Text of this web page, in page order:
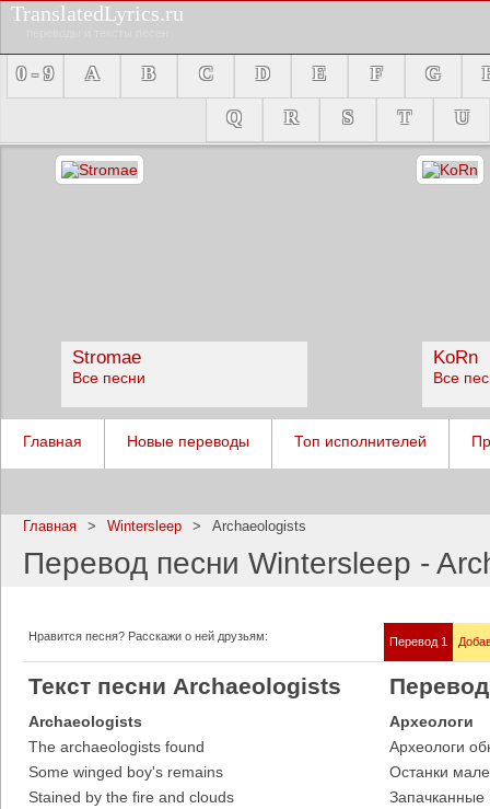
TranslatedLyrics.ru
0 - 9 A B C D E F G
Q
R S T U
Stromae
Все песни
KoRn
Все
Imagine Dragons
Все
Главная Новые переводы Топ исполнителей
Главная > Wintersleep > Archaeologists
Перевод песни Wintersleep -
Нравится песня? Расскажи о ней друзьям:
Текст песни Archaeologists
Перевод 1
Archaeologists
The archaeologists found
Some winged boy's remains
Stained by the fire and clouds
Археологи
Археологи
Останки